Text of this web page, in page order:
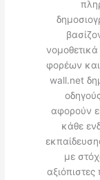
φορέων
wall.net
αφορούν
κάθε
με